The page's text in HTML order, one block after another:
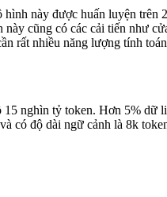
này được huấn luyện trên
cũng có các cải tiến như
rất nhiều năng lượng tính
nghìn tỷ token. Hơn 5%
có độ dài ngữ cảnh là 8k